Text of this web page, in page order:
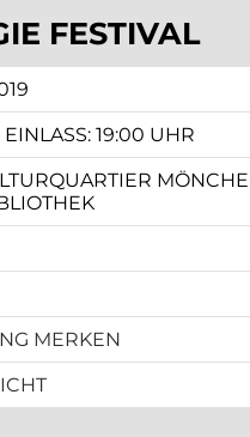
(4 stellig),
FESTIVAL
19:00 UHR
MERKEN